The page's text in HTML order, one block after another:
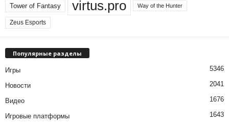
Tower of Fantasy virtus.pro Way of the Hunter
Zeus Esports
Популярные разделы
Игры 5346
Новости 2041
Видео 1676
Игровые платформы 1643